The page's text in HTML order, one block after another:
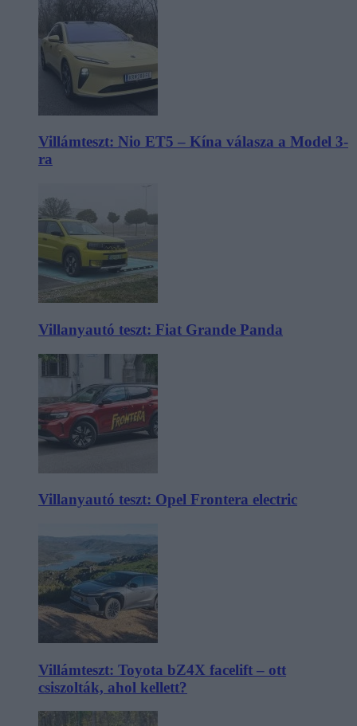
Villámteszt: Nio ET5 – Kína válasza a Model 3-
ra
Villanyautó teszt: Fiat Grande Panda
Villanyautó teszt: Opel Frontera electric
Villámteszt: Toyota bZ4X facelift – ott
csiszolták, ahol kellett?